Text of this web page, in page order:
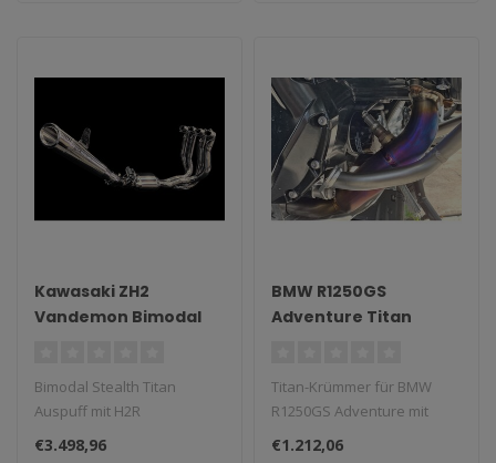
Kawasaki ZH2
Vandemon Bimodal
H2R Schalldämpfer
Bimodal Stealth Titan
Auspuff mit H2R
Schalldämpfer für Kawasaki
€3.498,96
BMW R1250GS
Adventure Titan
Titan-Krümmer für BMW
R1250GS Adventure mit
Erhalt der OEM-
€1.212,06